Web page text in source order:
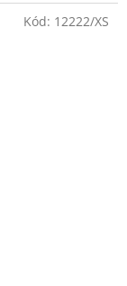
Kód: 12222/XS